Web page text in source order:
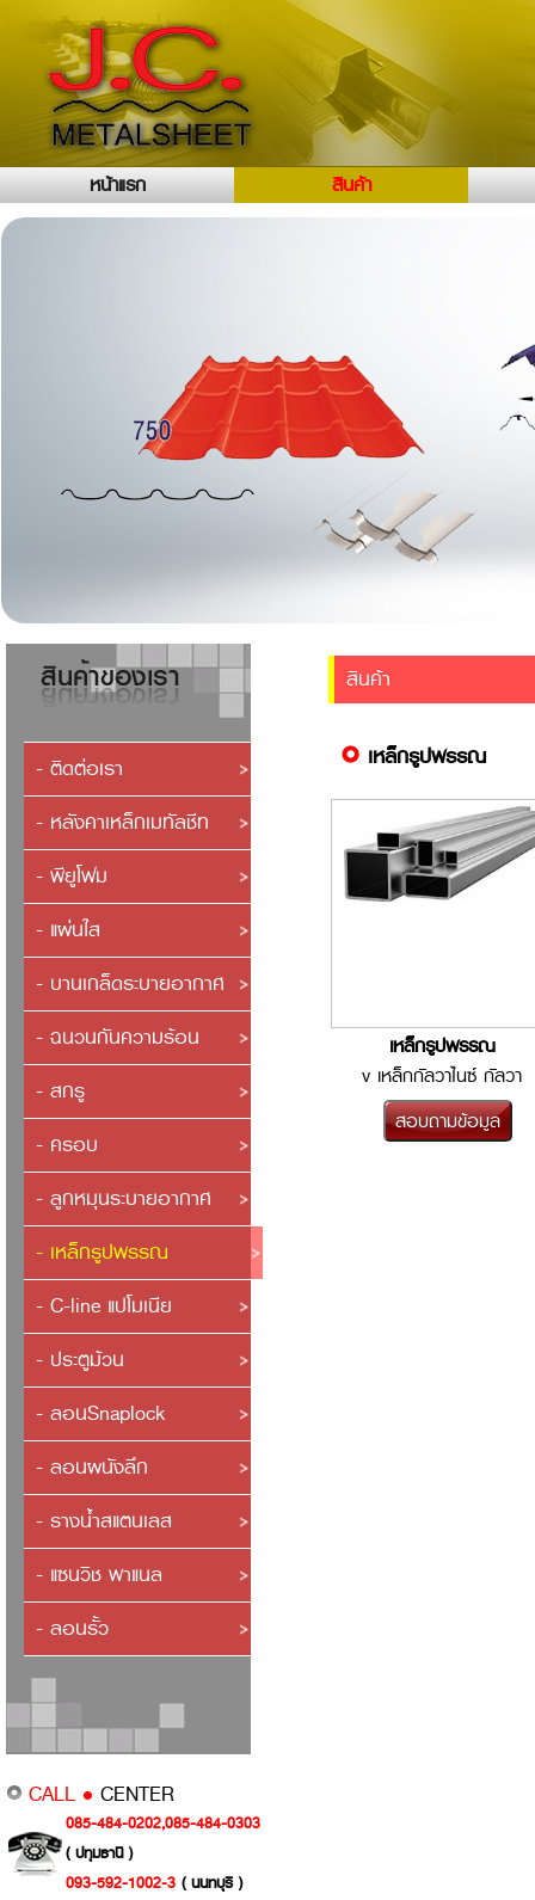
หน้าแรก สินค้า
- ติดต่อเรา
- หลังคาเหล็กเมทัลชีท
- พียูโฟม
- แผ่นใส
- บานเกล็ดระบายอากาศ
- ฉนวนกันความร้อน
- สกรู
- ครอบ
- ลูกหมุนระบายอากาศ
- เหล็กรูปพรรณ
- C-line แปโมเนีย
- ประตูม้วน
- ลอนSnaplock
- ลอนผนังลึก
- รางน้ำสแตนเลส
- แซนวิช พาแนล
- ลอนรั้ว
CALL • CENTER
085-484-0202,085-484-0303
( ปทุมธานี )
093-592-1002-3 ( นนทบุรี )
สินค้า
เหล็กรูปพรรณ
เหล็กรูปพรรณ
v เหล็กกัลวาไนซ์ กัลวา
ไนซ์ (Galvanize) เป็นหนึ่งใ
การเค...